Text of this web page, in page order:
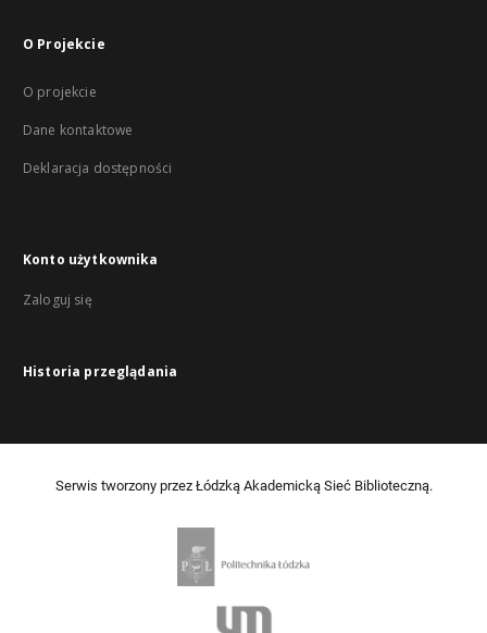
O Projekcie
O projekcie
Dane kontaktowe
Deklaracja dostępności
Konto użytkownika
Zaloguj się
Historia przeglądania
Serwis tworzony przez Łódzką Akademicką Sieć Biblioteczną.